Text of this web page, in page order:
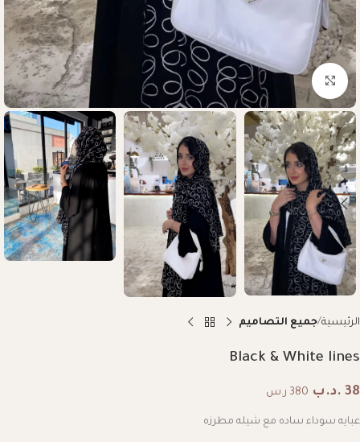
Click to enlarge
الرئيسية جميع التصاميم
Black & White lines
38 .د.ب 380 ر.س
عبايه سوداء ساده مع شيله مطرزه